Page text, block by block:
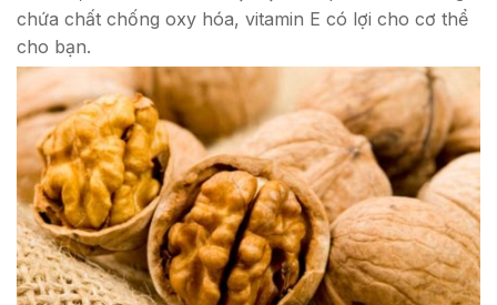
chứa chất chống oxy hóa, vitamin E có lợi cho cơ thể
cho bạn.